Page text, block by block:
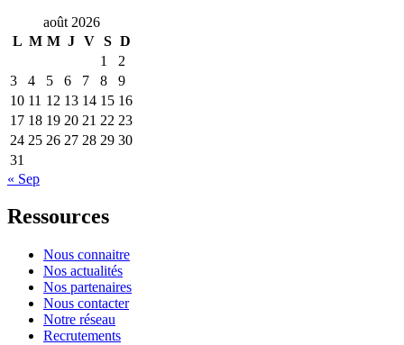
août 2026
L M M J V S D
1
2
3
4 5 6 7 8
9
10 11 12 13 14 15 16
17 18 19 20 21 22 23
24 25 26 27 28 29 30
31
« Sep
Ressources
Nous connaitre
Nos actualités
Nos partenaires
Nous contacter
Notre réseau
Recrutements